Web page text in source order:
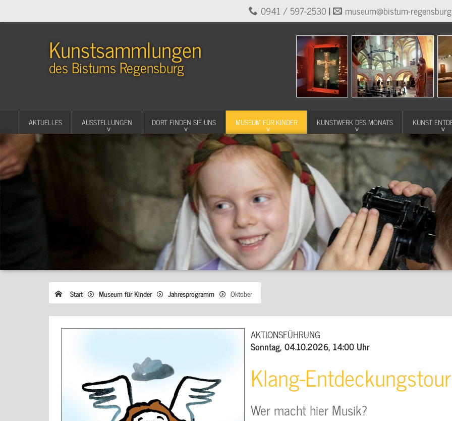
0941 / 597-2530| museum@bistum-
Kunstsammlungen
des Bistums Regensburg
AKTUELLES AUSSTELLUNGEN DORT FINDEN SIE UNS MUSEUM FÜR KINDER KUNSTWERK DES MONATS KUNST
Start Museum für Kinder Jahresprogramm Oktober
AKTIONSFÜHRUNG
Sonntag, 04.10.2026, 14:00 Uhr
Klang-
Wer macht hier Musik?